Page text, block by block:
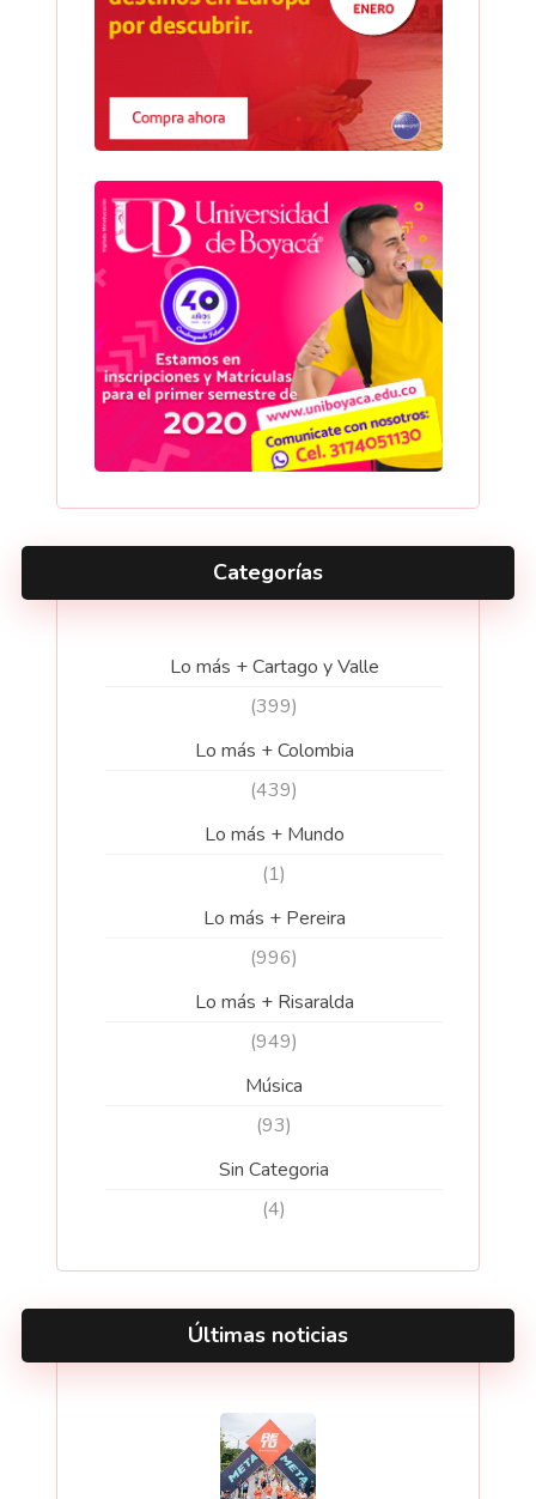
Categorías
Lo más + Cartago y Valle
(399)
Lo más + Colombia
(439)
Lo más + Mundo
(1)
Lo más + Pereira
(996)
Lo más + Risaralda
(949)
Música
(93)
Sin Categoria
(4)
Últimas noticias